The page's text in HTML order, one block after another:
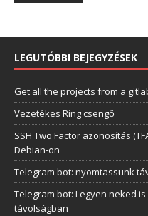
LEGUTÓBBI BEJEGYZÉSEK
Get all the projects from a
Vezetékes Ring csengő
SSH Two Factor azonosítás
Debian-on
Telegram bot: nyomtassunk
Telegram bot: Legyen neked
távolságban